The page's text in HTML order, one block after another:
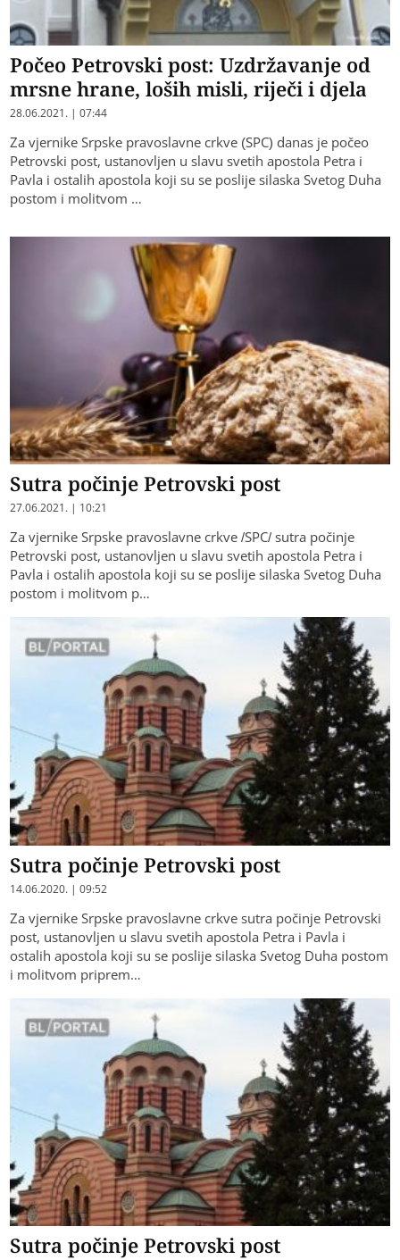
Počeo Petrovski post: Uzdržavanje od
mrsne hrane, loših misli, riječi i djela
28.06.2021. | 07:44
Za vjernike Srpske pravoslavne crkve (SPC) danas je počeo
Petrovski post, ustanovljen u slavu svetih apostola Petra i
Pavla i ostalih apostola koji su se poslije silaska Svetog Duha
postom i molitvom …
Sutra počinje Petrovski post
27.06.2021. | 10:21
Za vjernike Srpske pravoslavne crkve /SPC/ sutra počinje
Petrovski post, ustanovljen u slavu svetih apostola Petra i
Pavla i ostalih apostola koji su se poslije silaska Svetog Duha
postom i molitvom p…
Sutra počinje Petrovski post
14.06.2020. | 09:52
Za vjernike Srpske pravoslavne crkve sutra počinje Petrovski
post, ustanovljen u slavu svetih apostola Petra i Pavla i
ostalih apostola koji su se poslije silaska Svetog Duha postom
i molitvom priprem…
Sutra počinje Petrovski post